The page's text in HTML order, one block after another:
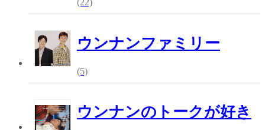
(22)
ウンナンファミリー
(5)
ウンナンのトークが好き